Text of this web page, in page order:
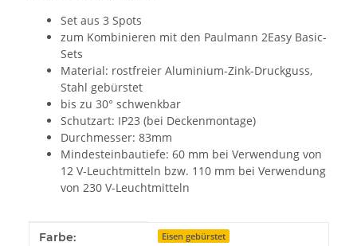
Set aus 3 Spots
zum Kombinieren mit den Paulmann 2Easy Basic-
Sets
Material: rostfreier Aluminium-Zink-Druckguss,
Stahl gebürstet
bis zu 30° schwenkbar
Schutzart: IP23 (bei Deckenmontage)
Durchmesser: 83mm
Mindesteinbautiefe: 60 mm bei Verwendung von
12 V-Leuchtmitteln bzw. 110 mm bei Verwendung
von 230 V-Leuchtmitteln
Produkteigenschaft
Wert
Farbe: Eisen gebürstet